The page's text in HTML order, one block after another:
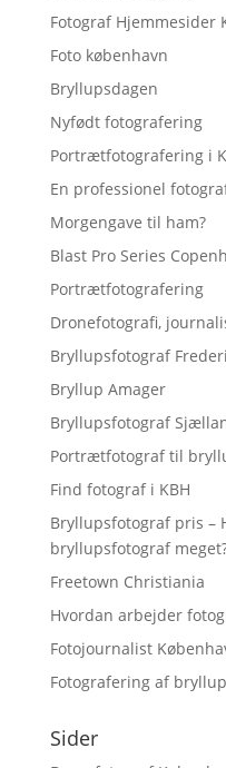
Fotograf Hjemmesider
Foto københavn
Bryllupsdagen
Nyfødt fotografering
Portrætfotografering i
En professionel
Morgengave til ham?
Blast Pro Series
Portrætfotografering
Dronefotografi,
Bryllupsfotograf
Bryllup Amager
Bryllupsfotograf
Portrætfotograf til
Find fotograf i KBH
Bryllupsfotograf pris –
bryllupsfotograf
Freetown Christiania
Hvordan arbejder
Fotojournalist
Fotografering af
Sider